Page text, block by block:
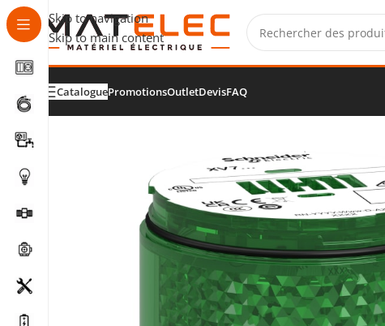
Skip to navigation
Skip to main content
CataloguePromotionsOutletDevisFAQ